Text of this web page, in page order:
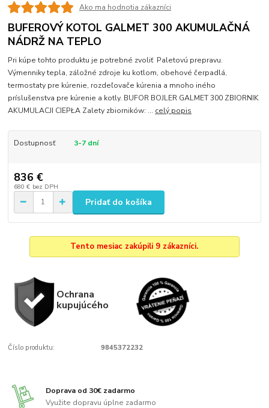
Ako ma hodnotia zákazníci
BUFEROVÝ KOTOL GALMET 300 AKUMULAČNÁ
NÁDRŽ NA TEPLO
Pri kúpe tohto produktu je potrebné zvoliť Paletovú prepravu.
Výmenniky tepla, záložné zdroje ku kotlom, obehové čerpadlá,
termostaty pre kúrenie, rozdeľovače kúrenia a mnoho iného
príslušenstva pre kúrenie a kotly. BUFOR BOJLER GALMET 300 ZBIORNIK
AKUMULACJI CIEPŁA Zalety zbiorników: ... celý popis
Dostupnosť 3-7 dní
836 €
680 € bez DPH
Pridať do košíka
Tento mesiac zakúpili 9 zákazníci.
Ochrana
kupujúcého
Číslo produktu: 9845372232
Doprava od 30€ zadarmo
Využite dopravu úplne zadarmo